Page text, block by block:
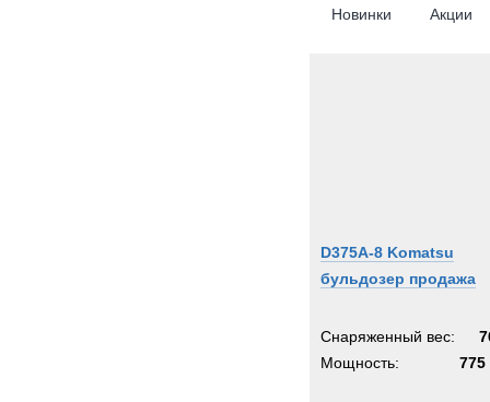
Новинки Акции
D375A-8 Komatsu
бульдозер продажа
Снаряженный вес:
Мощность:
775